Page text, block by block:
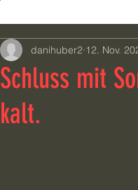
Schluss mit
kalt.
danihuber2 12. Nov.